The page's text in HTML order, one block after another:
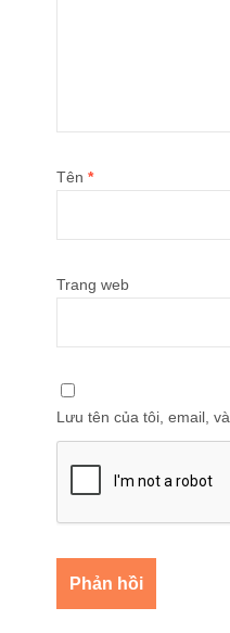
Tên *
Trang web
Lưu tên của tôi, email,